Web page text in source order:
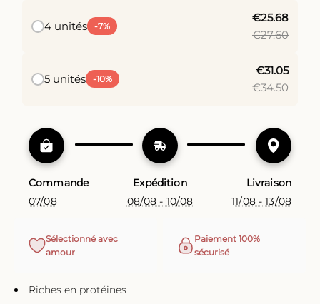
4 unités -7%
€25.68
€27.60
5 unités -10%
€31.05
€34.50
Commande
07/08
Expédition
08/08 - 10/08
Livraison
11/08 - 13/08
Sélectionné avec
amour
Paiement 100%
sécurisé
Riches en protéines